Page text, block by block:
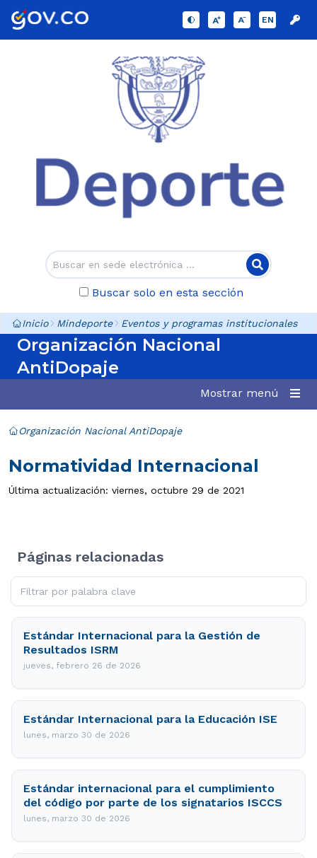
EN
Buscar solo en esta sección
Inicio Mindeporte Eventos y programas institucionales
Organización Nacional
AntiDopaje
Mostrar menú
Organización Nacional AntiDopaje
Normatividad Internacional
Última actualización: viernes, octubre 29 de 2021
Páginas relacionadas
Estándar Internacional para la Gestión de
Resultados ISRM
jueves, febrero 26 de 2026
Estándar Internacional para la Educación ISE
lunes, marzo 30 de 2026
Estándar internacional para el cumplimiento
del código por parte de los signatarios ISCCS
lunes, marzo 30 de 2026